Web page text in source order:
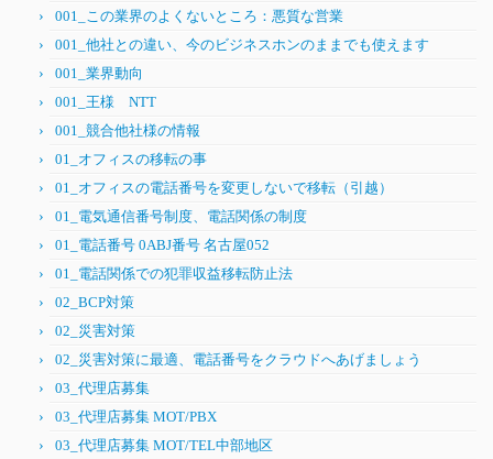
001_この業界のよくないところ：悪質な営業
001_他社との違い、今のビジネスホンのままでも使えます
001_業界動向
001_王様 NTT
001_競合他社様の情報
01_オフィスの移転の事
01_オフィスの電話番号を変更しないで移転（引越）
01_電気通信番号制度、電話関係の制度
01_電話番号 0ABJ番号 名古屋052
01_電話関係での犯罪収益移転防止法
02_BCP対策
02_災害対策
02_災害対策に最適、電話番号をクラウドへあげましょう
03_代理店募集
03_代理店募集 MOT/PBX
03_代理店募集 MOT/TEL中部地区